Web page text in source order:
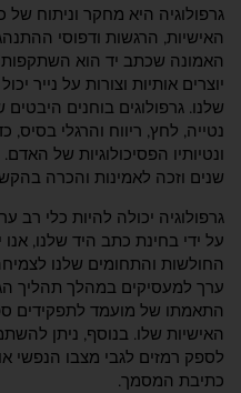
גרפולוגיה היא מחקר וניתוח
האישיות, הרגשות ודפוסי
האמונה שכתב יד הוא
יוצרים אותיות וצורות על נייר
שלנו. גרפולוגים בוחנים היבטים
נטייה, לחץ, ריווח והרגלי בסיס,
ונטיותיו הפסיכולוגיות של
שנים וזכה לאמינות והכרה
גרפולוגיה יכולה להיות כלי רב
על ידי בחינת כתב היד שלנו, אנו
החולשות והתחומים שלנו
ערך למעסיקים במהלך תהליך
התאמתו של מועמד לתפקידים
האישיות שלו. בנוסף, ניתן
לספק רמזים לגבי מצבו הנפשי
כתיבת המסמך.